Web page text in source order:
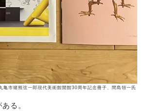
亀市猪熊弦一郎現代美術館開館30周年記念冊子、間島領一氏
る。